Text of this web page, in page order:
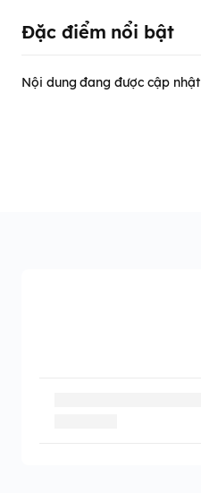
Đặc điểm nổi bật
Nội dung đang được cập nhật